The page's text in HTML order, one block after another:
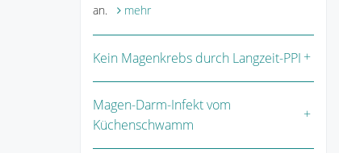
an.
mehr
Kein Magenkrebs durch Langzeit-PPI
Magen-Darm-Infekt vom
Küchenschwamm